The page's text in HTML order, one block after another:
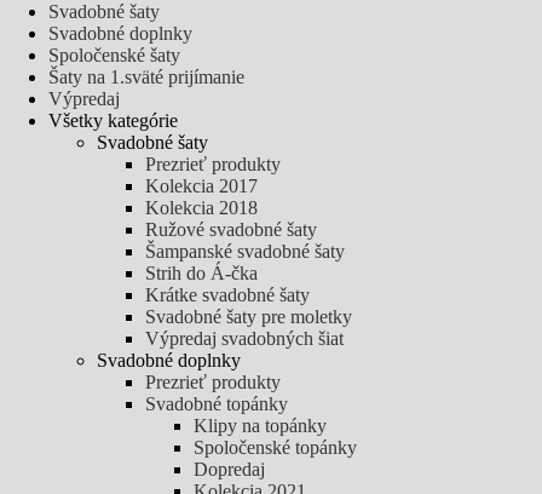
Svadobné šaty
Svadobné doplnky
Spoločenské šaty
Šaty na 1.sväté prijímanie
Výpredaj
Všetky kategórie
Svadobné šaty
Prezrieť produkty
Kolekcia 2017
Kolekcia 2018
Ružové svadobné šaty
Šampanské svadobné šaty
Strih do Á-čka
Krátke svadobné šaty
Svadobné šaty pre moletky
Výpredaj svadobných šiat
Svadobné doplnky
Prezrieť produkty
Svadobné topánky
Klipy na topánky
Spoločenské topánky
Dopredaj